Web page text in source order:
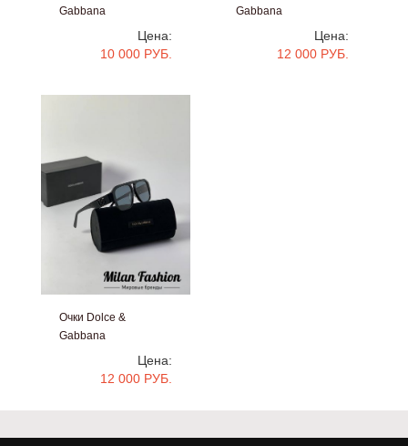
Gabbana
Цена:
10 000 РУБ.
Gabbana
Цена:
12 000 РУБ.
Очки Dolce &
Gabbana
Цена:
12 000 РУБ.